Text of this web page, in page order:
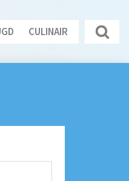
CULINAIR